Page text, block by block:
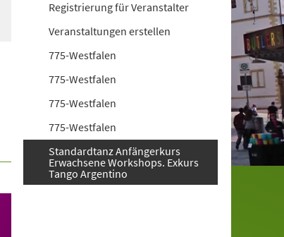
Registrierung für Veranstalter
Veranstaltungen erstellen
775-Westfalen
775-Westfalen
775-Westfalen
775-Westfalen
Standardtanz Anfängerkurs
Erwachsene Workshops. Exkurs
Tango Argentino